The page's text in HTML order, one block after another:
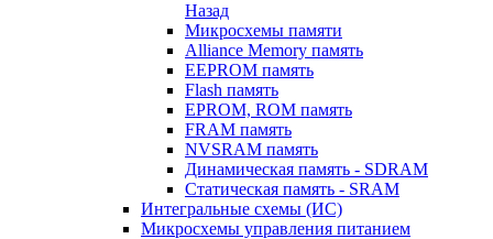
Назад
Микросхемы памяти
Alliance Memory память
EEPROM память
Flash память
EPROM, ROM память
FRAM память
NVSRAM память
Динамическая память - SDRAM
Статическая память - SRAM
Интегральные схемы (ИС)
Микросхемы управления питанием